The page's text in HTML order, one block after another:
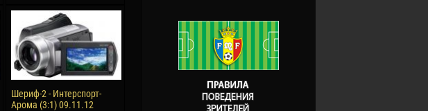
Шериф-2 - Интерспорт-
Арома (3:1) 09.11.12